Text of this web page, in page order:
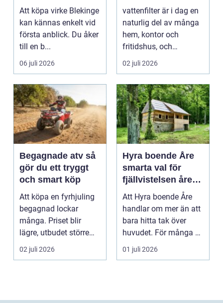
byggprojekt
Att köpa virke Blekinge
kan kännas enkelt vid
första anblick. Du åker
till en b...
06 juli 2026
vardagen
vattenfilter är i dag en
naturlig del av många
hem, kontor och
fritidshus, och
intresset ökar för va...
02 juli 2026
Begagnade atv så
gör du ett tryggt
och smart köp
Att köpa en fyrhjuling
begagnad lockar
många. Priset blir
lägre, utbudet större
och du kan ofta få e...
02 juli 2026
Hyra boende Åre
smarta val för
fjällvistelsen året
runt
Att Hyra boende Åre
handlar om mer än att
bara hitta tak över
huvudet. För många är
boendet själva n...
01 juli 2026